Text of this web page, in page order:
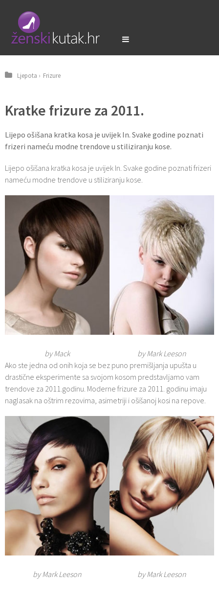
Ljepota › Frizure
Kratke frizure za 2011.
Lijepo ošišana kratka kosa je uvijek In. Svake godine poznati
frizeri nameću modne trendove u stiliziranju kose.
Lijepo ošišana kratka kosa je uvijek In. Svake godine poznati frizeri
nameću modne trendove u stiliziranju kose.
by Mack
by Mark Leeson
Ako ste jedna od onih koja se bez puno premišljanja upušta u
drastične eksperimente sa svojom kosom predstavljamo vam
trendove za 2011.godinu. Moderne frizure za 2011. godinu imaju
naglasak na oštrim rezovima, asimetriji i ošišanoj kosi na repove.
by Mark Leeson by Mark Leeson